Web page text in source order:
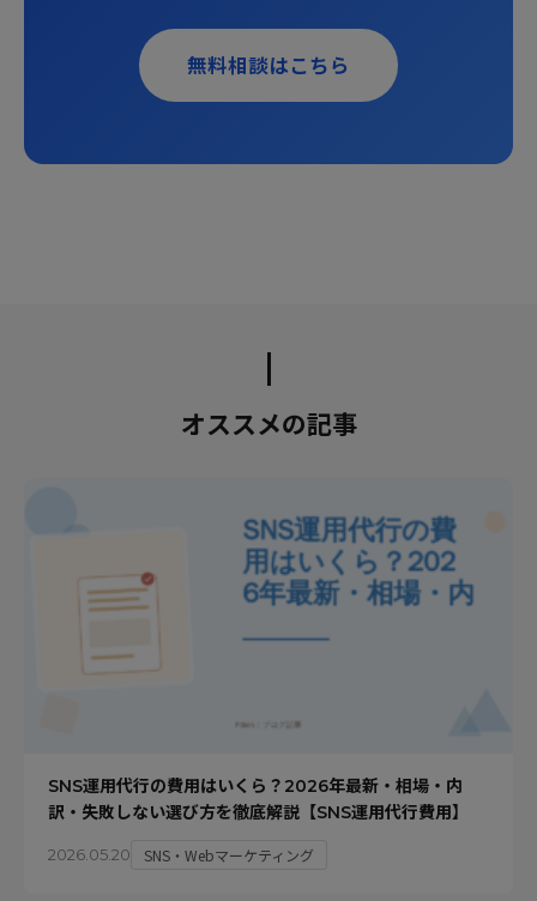
無料相談はこちら
オススメの記事
SNS運用代行の費用はいくら？2026年最新・相場・内
訳・失敗しない選び方を徹底解説【SNS運用代行費用】
2026.05.20 SNS・Webマーケティング